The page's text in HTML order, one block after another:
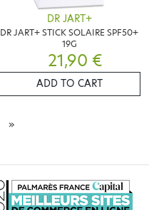
DR JART+
DR JART+ STICK SOLAIRE SPF50+
19G
21,90 €
ADD TO CART
»